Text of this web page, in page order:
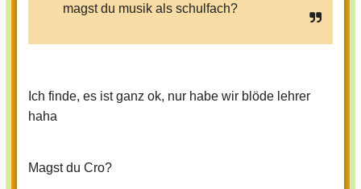
magst du musik als schulfach?
Ich finde, es ist ganz ok, nur habe wir blöde lehrer
haha
Magst du Cro?